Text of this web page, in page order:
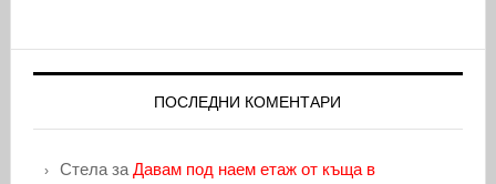
ПОСЛЕДНИ КОМЕНТАРИ
Стелаза Давам под наем етаж от къща в